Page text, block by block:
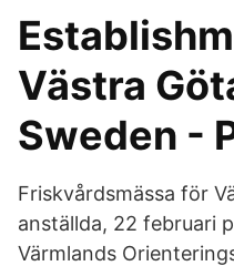
Västra
Sweden -
Friskvårdsmässa för
anställda, 22 februari
Värmlands